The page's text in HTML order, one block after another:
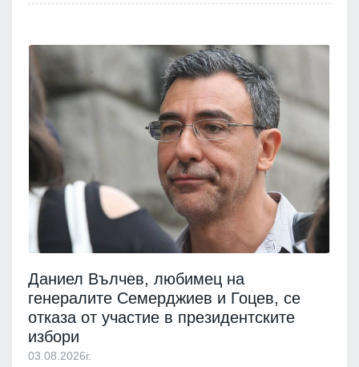
Даниел Вълчев, любимец на
генералите Семерджиев и Гоцев, се
отказа от участие в президентските
избори
03.08.2026г.